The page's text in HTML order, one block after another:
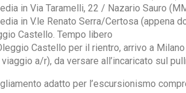
in Via Taramelli, 22 / Nazario Sauro
in V.le Renato Serra/Certosa (appena
Castello. Tempo libero
Castello per il rientro, arrivo a
a/r), da versare all’incaricato sul
adatto per l’escursionismo